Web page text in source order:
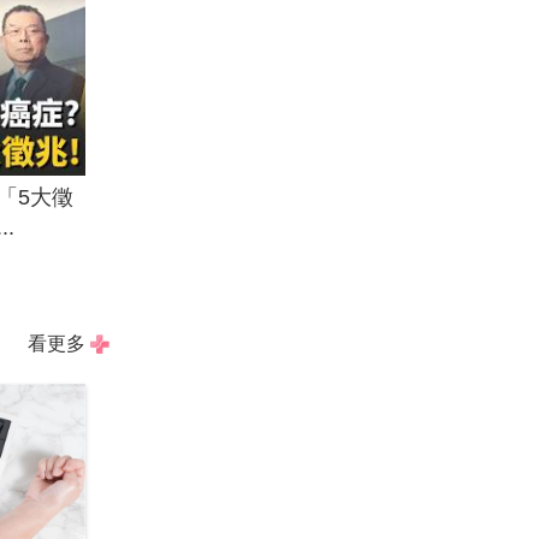
5大徵
看更多